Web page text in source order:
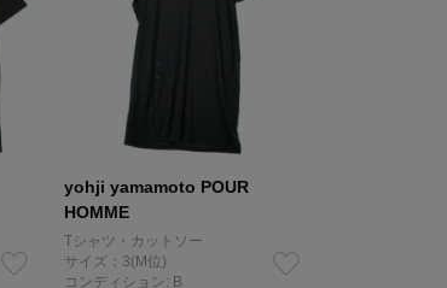
yohji yamamoto POUR
HOMME
Tシャツ・カットソー
サイズ：3(M位)
コンディション: B